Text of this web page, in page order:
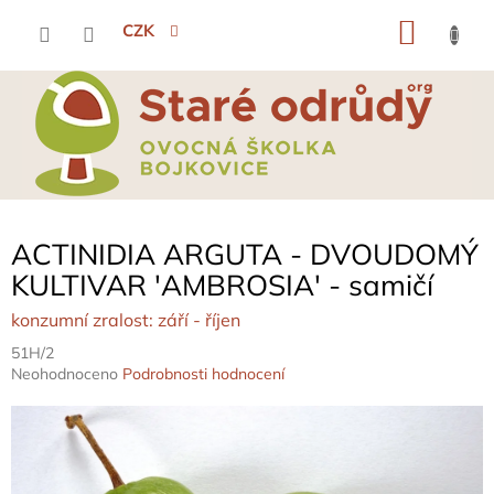
CZK
ACTINIDIA ARGUTA - DVOUDOMÝ
KULTIVAR 'AMBROSIA' - samičí
konzumní zralost: září - říjen
51H/2
Průměrné
produktu
Neohodnoceno Podrobnosti hodnocení